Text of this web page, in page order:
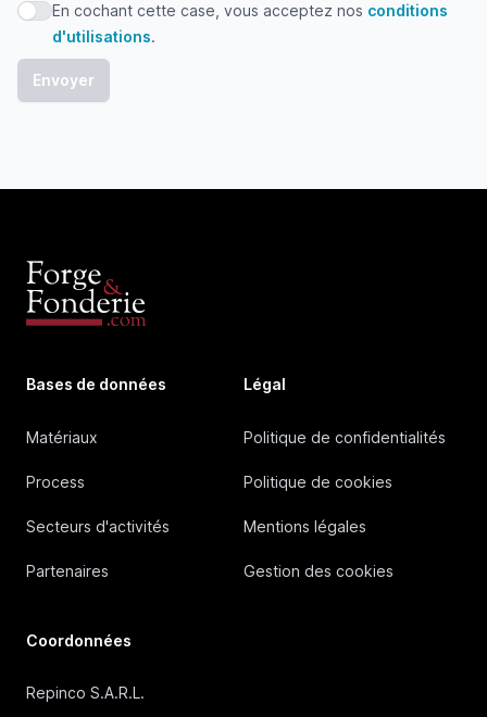
En cochant cette case, vous acceptez nos conditions
En cochant cette case, vous acceptez nos conditions
d'utilisations.
Bases de données
Matériaux
Process
Secteurs d'activités
Partenaires
Légal
Politique de confidentialités
Politique de cookies
Mentions légales
Gestion des cookies
Coordonnées
Repinco S.A.R.L.